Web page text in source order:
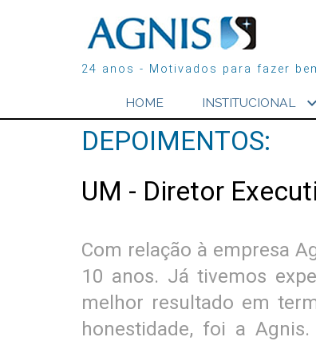
24 anos - Motivados para fazer
HOME INSTITUCIONAL expand_more
DEPOIMENTOS:
UM - Diretor
Com relação à empresa
10 anos. Já tivemos
melhor resultado em
honestidade, foi a